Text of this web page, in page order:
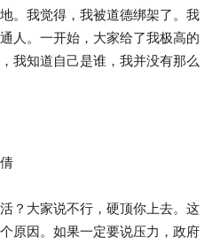
。我觉得，我被道德绑架了。我
人。一开始，大家给了我极高的
我知道自己是谁，我并没有那么
？大家说不行，硬顶你上去。这
原因。如果一定要说压力，政府